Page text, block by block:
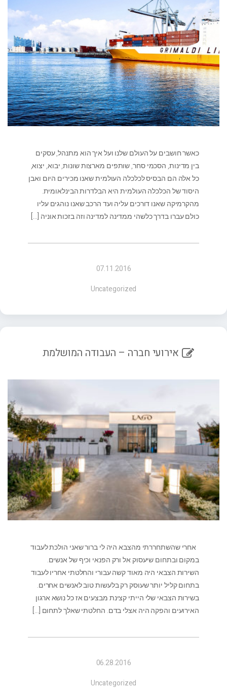
כאשר חושבים על העולם שלנו ועל איך הוא מתנהל, עסקים
בין מדינות, הסכמי סחר, שותפים מארצות שונות, יבוא, יצוא,
כל אלה הם הבסיס לכלכלה העולמית שאנו מכירים היום ואבן
היסוד של הכלכלה העולמית היא הבלדרות הבינלאומית.
מהקרמיקה שאנו דורכים עליה ועד הרכב שאנו נוהגים עליו
כולם עברו בדרך כלשהי ממדינה למדינה וזה בזכות אוניה […]
07.11.2016
Uncategorized
אירועי חברה – העבודה המושלמת
אחרי שהשתחררתי מהצבא היה לי ברור שאני הולכת לעבוד
במקום ובתחום שיעסוק אל ורק הפנאי וכיף של אנשים.
השירות הצבאי היה מאוד קשה עבורי והחלטתי אחריו לעבוד
בתחום קליל יותר שעוסק רק בלעשות טוב לאנשים אחרים.
בשירות הצבאי שלי הייתי קצינת מבצעים אז כל נושא ארגון
האירועים והפקה היה אצלי בדם. החלטתי שאלך לתחום […]
06.28.2016
Uncategorized